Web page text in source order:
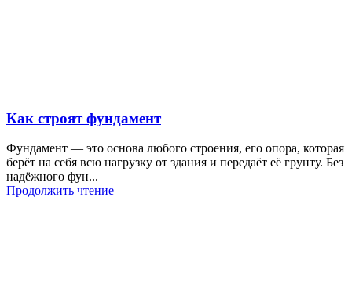
Как строят фундамент
Фундамент — это основа любого строения, его опора, которая
берёт на себя всю нагрузку от здания и передаёт её грунту. Без
надёжного фун...
Продолжить чтение